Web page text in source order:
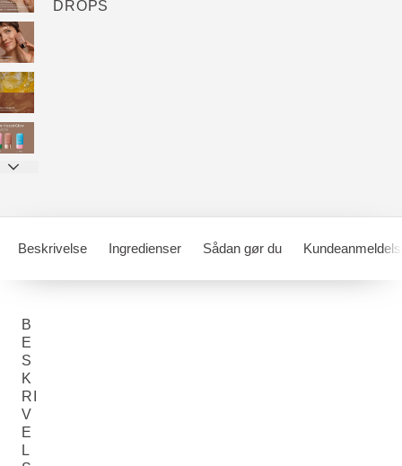
DROPS
Beskrivelse Ingredienser Sådan gør du
B
E
S
K
RI
V
E
L